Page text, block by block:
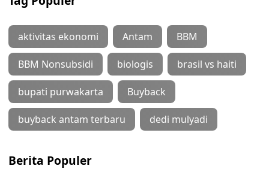
aktivitas ekonomi Antam BBM
BBM Nonsubsidi biologis brasil vs haiti
bupati purwakarta Buyback
buyback antam terbaru dedi mulyadi
Berita Populer